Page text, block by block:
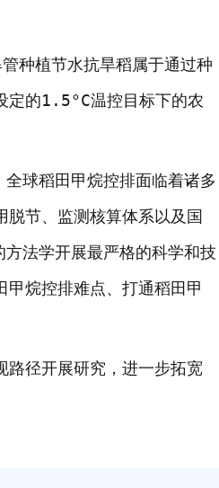
种植节水抗旱稻属于通过种
定的1.5°C温控目标下的农
球稻田甲烷控排面临着诸多
脱节、监测核算体系以及国
法学开展最严格的科学和技
烷控排难点、打通稻田甲
径开展研究，进一步拓宽